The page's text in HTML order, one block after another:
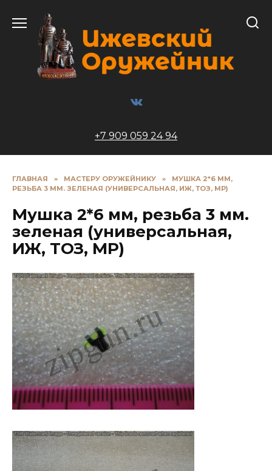
содержанию
+7 909 059 24 94
ГЛАВНАЯ » МАСТЕРУ ОРУЖЕЙНИКУ »
МУШКА 2*6 ММ,
РЕЗЬБА 3 ММ. ЗЕЛЕНАЯ (УНИВЕРСАЛЬНАЯ, ИЖ, ТОЗ, МР)
Мушка 2*6 мм, резьба 3 мм.
зеленая (универсальная,
ИЖ, ТОЗ, МР)